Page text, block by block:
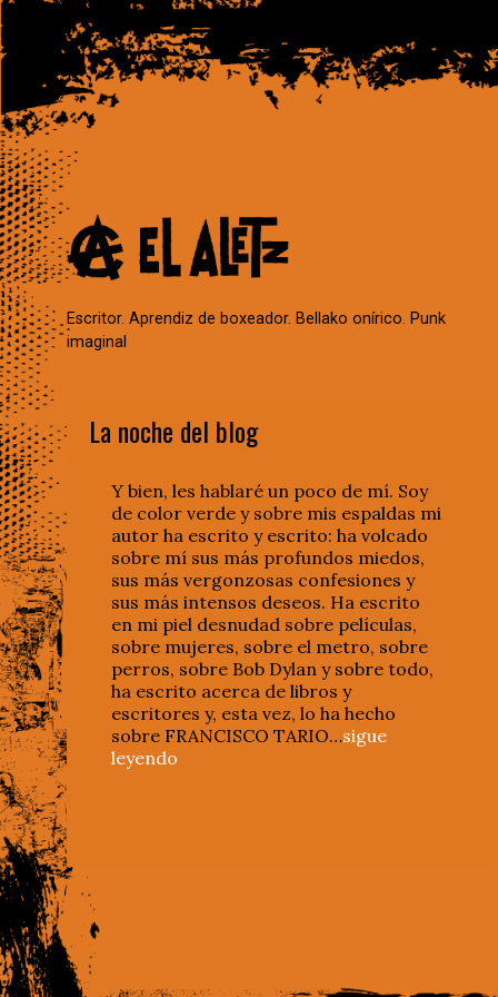
Escritor. Aprendiz de boxeador. Bellako onírico. Punk
imaginal
La noche del blog
Y bien, les hablaré un poco de mí. Soy
de color verde y sobre mis espaldas mi
autor ha escrito y escrito: ha volcado
sobre mí sus más profundos miedos,
sus más vergonzosas confesiones y
sus más intensos deseos. Ha escrito
en mi piel desnudad sobre películas,
sobre mujeres, sobre el metro, sobre
perros, sobre Bob Dylan y sobre todo,
ha escrito acerca de libros y
escritores y, esta vez, lo ha hecho
sobre FRANCISCO TARIO…sigue
leyendo